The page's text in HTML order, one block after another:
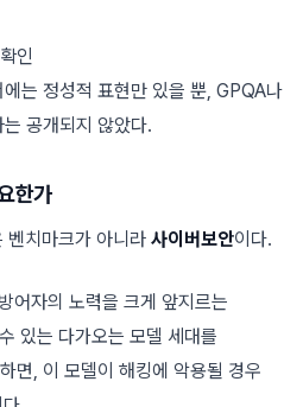
인
에는 정성적 표현만 있을 뿐, GPQA나
공개되지 않았다.
한가
벤치마크가 아니라 사이버보안이다.
어자의 노력을 크게 앞지르는
있는 다가오는 모델 세대를
면, 이 모델이 해킹에 악용될 경우